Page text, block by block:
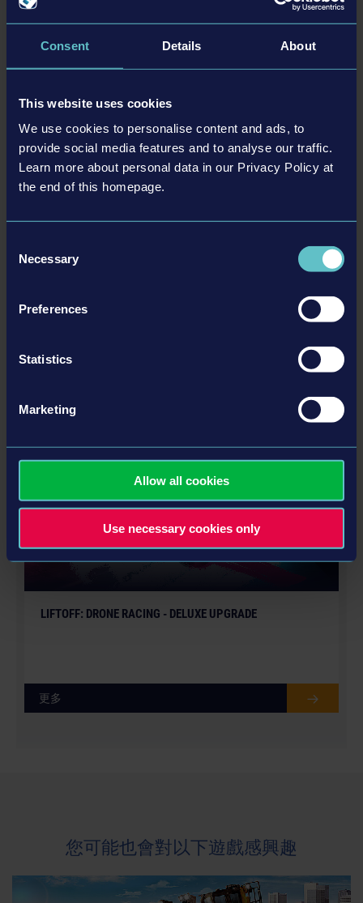
Consent Details About
This website uses cookies
We use cookies to personalise content and ads, to
provide social media features and to analyse our traffic.
Learn more about personal data in our Privacy Policy at
the end of this homepage.
Selection
Necessary
Preferences
Statistics
Marketing
Allow all cookies
Use necessary cookies only
制設定登陸家用主機平台，適合專業飛行員，也適合
薦的先進無人機飛行機制
產品資訊
開發者： LuGus Studios
DLC
LIFTOFF: DRONE RACING - DELUXE UPGRADE
更多
您可能也會對以下遊戲感興趣